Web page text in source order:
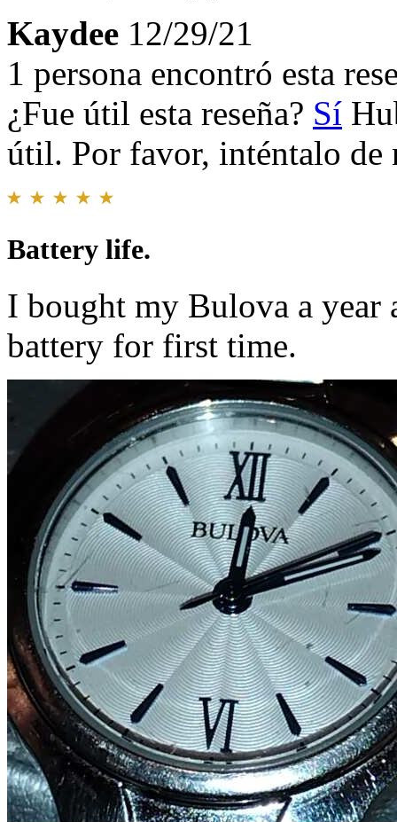
Kaydee 12/29/21
1 persona encontró esta
¿Fue útil esta reseña? Sí
útil. Por favor, inténtalo de
Battery life.
I bought my Bulova a year
battery for first time.